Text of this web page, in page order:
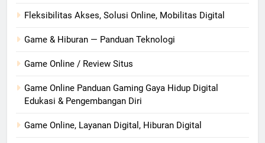
Fleksibilitas Akses, Solusi Online, Mobilitas Digital
Game & Hiburan — Panduan Teknologi
Game Online / Review Situs
Game Online Panduan Gaming Gaya Hidup Digital
Edukasi & Pengembangan Diri
Game Online, Layanan Digital, Hiburan Digital